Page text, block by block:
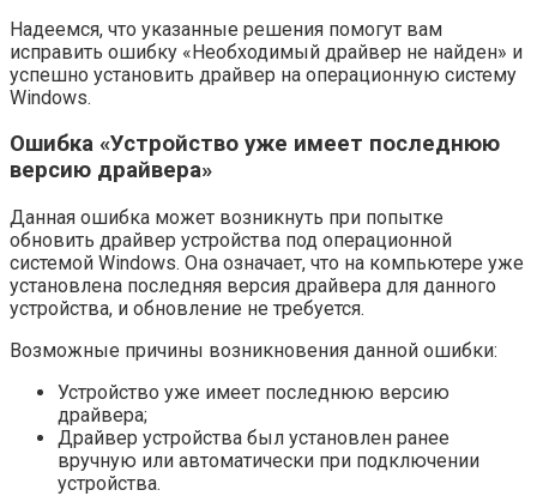
Надеемся, что указанные решения помогут вам
исправить ошибку «Необходимый драйвер не найден» и
успешно установить драйвер на операционную систему
Windows.
Ошибка «Устройство уже имеет последнюю
версию драйвера»
Данная ошибка может возникнуть при попытке
обновить драйвер устройства под операционной
системой Windows. Она означает, что на компьютере уже
установлена последняя версия драйвера для данного
устройства, и обновление не требуется.
Возможные причины возникновения данной ошибки:
Устройство уже имеет последнюю версию
драйвера;
Драйвер устройства был установлен ранее
вручную или автоматически при подключении
устройства.